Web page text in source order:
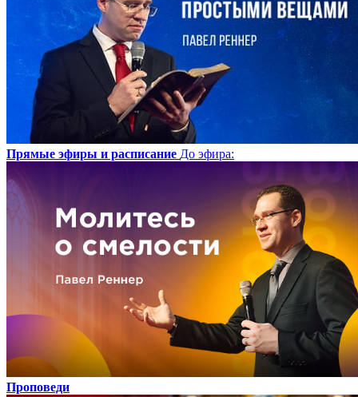
Прямые эфиры и расписание До эфира:
Проповеди